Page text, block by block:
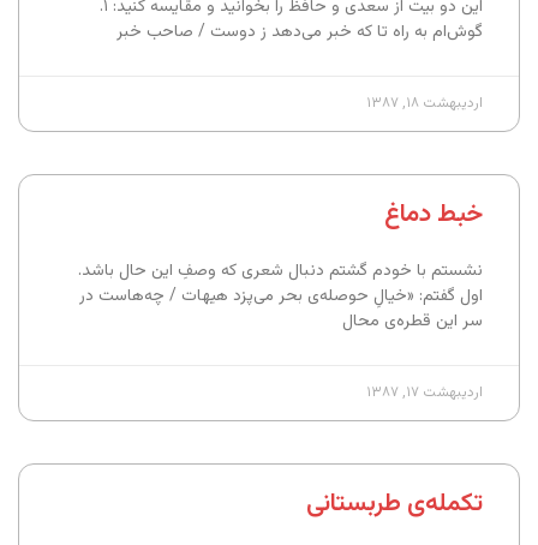
این دو بیت از سعدی و حافظ را بخوانید و مقایسه کنید: ۱.
گوش‌ام به راه تا که خبر می‌دهد ز دوست / صاحب خبر
اردیبهشت ۱۸, ۱۳۸۷
خبط دماغ
نشستم با خودم گشتم دنبال شعری که وصفِ این حال باشد.
اول گفتم: «خیالِ حوصله‌ی بحر می‌پزد هیهات / چه‌هاست در
سر این قطره‌ی محال
اردیبهشت ۱۷, ۱۳۸۷
تکمله‌ی طربستانی